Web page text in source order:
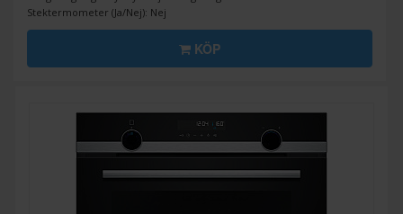
Stektermometer (Ja/Nej): Nej
KÖP